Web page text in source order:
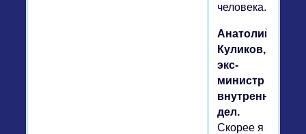
человека.
Анатолий
Куликов,
экс-
министр
внутренних
дел.
Скорее я